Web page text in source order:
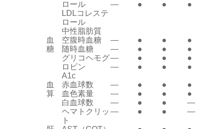
ロール
LDLコレステ
ロール
中性脂肪質
―
●
●
●
血
糖
空腹時血糖
随時血糖
グリコヘモグ
ロビン
A1c
―
―
―
―
●
●
●
●
●
●
●
●
●
●
●
●
血
算
赤血球数
血色素量
白血球数
ヘマトクリッ
ト
―
―
―
―
●
●
●
●
●
●
●
●
●
●
―
―